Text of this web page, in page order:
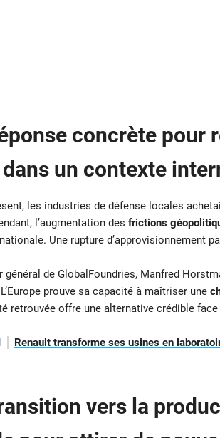
concrète pour
dans un contexte
les industries de défense locales
l’augmentation des frictions
Une rupture d’approvisionnement
général de GlobalFoundries, Manfred
prouve sa capacité à maîtriser une
retrouvée offre une alternative crédible
Renault transforme ses usines en
vers la